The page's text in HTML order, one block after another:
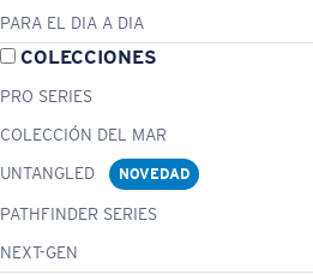
PARA EL DIA A DIA
COLECCIONES
PRO SERIES
COLECCIÓN DEL MAR
UNTANGLED
NOVEDAD
PATHFINDER SERIES
NEXT-GEN